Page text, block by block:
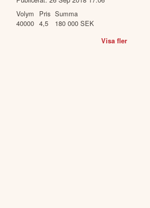
Volym
40000
Pris
4,5
Summa
180 000 SEK
Visa fler